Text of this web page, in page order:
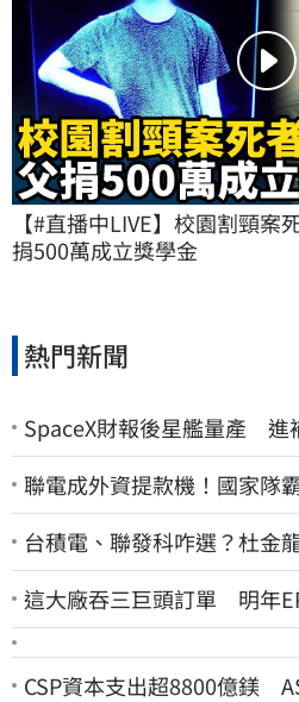
【#直播中LIVE】校園割頸
捐500萬成立獎學金
熱門新聞
SpaceX財報後星艦量產 進
聯電成外資提款機！國家隊
台積電、聯發科咋選？杜金
這大廠吞三巨頭訂單 明年
CSP資本支出超8800億鎂